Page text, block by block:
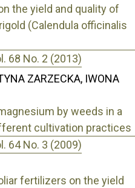
the yield and quality of
(Calendula officinalis
68 No. 2 (2013)
ZARZECKA, IWONA
by weeds in a
cultivation practices
64 No. 3 (2009)
fertilizers on the yield